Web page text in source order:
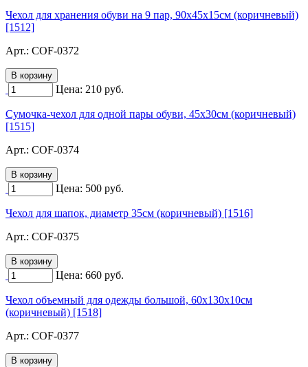
Чехол для хранения обуви на 9 пар, 90х45х15см (коричневый)
[1512]
Арт.: COF-0372
Цена: 210 руб.
Сумочка-чехол для одной пары обуви, 45х30см (коричневый)
[1515]
Арт.: COF-0374
Цена: 500 руб.
Чехол для шапок, диаметр 35см (коричневый) [1516]
Арт.: COF-0375
Цена: 660 руб.
Чехол объемный для одежды большой, 60х130х10см
(коричневый) [1518]
Арт.: COF-0377